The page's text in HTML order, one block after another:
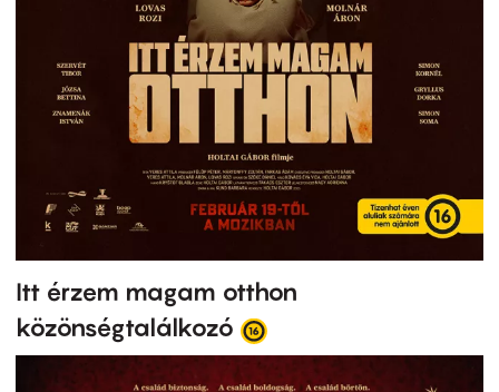
Itt érzem magam otthon
közönségtalálkozó